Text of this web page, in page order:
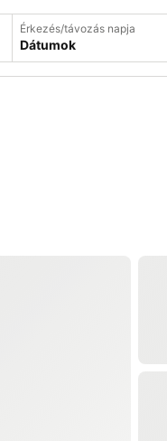
Érkezés/távozás napja
Dátumok